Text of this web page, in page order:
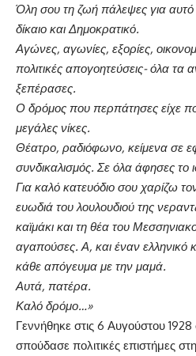
Όλη σου τη ζωή πάλεψες για
δίκαιο και Δημοκρατικό.
Αγώνες, αγωνίες, εξορίες,
πολιτικές απογοητεύσεις- όλα τα
ξεπέρασες.
Ο δρόμος που περπάτησες είχε
μεγάλες νίκες.
Θέατρο, ραδιόφωνο, κείμενα σε
συνδικαλισμός. Σε όλα άφησες
Για καλό κατευόδιο σου χαρίζω
ευωδιά του λουλουδιού της
καϊμάκι και τη θέα του
αγαπούσες. Α, και έναν ελληνικό
κάθε απόγευμα με την μαμά.
Αυτά, πατέρα.
Καλό δρόμο…»
Γεννήθηκε στις 6 Αυγούστου
σπούδασε πολιτικές επιστήμες